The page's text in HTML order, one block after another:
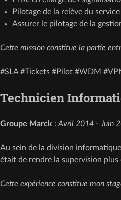
Pilotage de la relève du
Assurer le pilotage de la
Cette mission constitue la partie
#SLA #Tickets #Pilot #WDM
Technicien
Groupe Marck : Avril 2014 - Juin
Au sein de la division
était de rendre la supervision plus
Cette expérience constitue mon